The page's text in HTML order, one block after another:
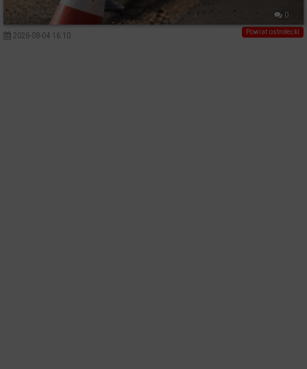
0
Powiat ostrołecki
2026-08-04 16:10